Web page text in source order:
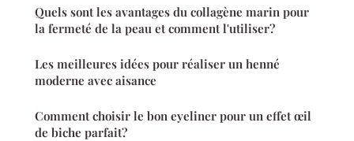
Quels sont les avantages du collagène marin pour
la fermeté de la peau et comment l'utiliser?
Les meilleures idées pour réaliser un henné
moderne avec aisance
Comment choisir le bon eyeliner pour un effet œil
de biche parfait?